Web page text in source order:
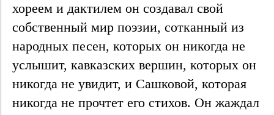
хореем и дактилем он создавал свой
собственный мир поэзии, сотканный из
народных песен, которых он никогда не
услышит, кавказских вершин, которых он
никогда не увидит, и Сашковой, которая
никогда не прочтет его стихов. Он жаждал